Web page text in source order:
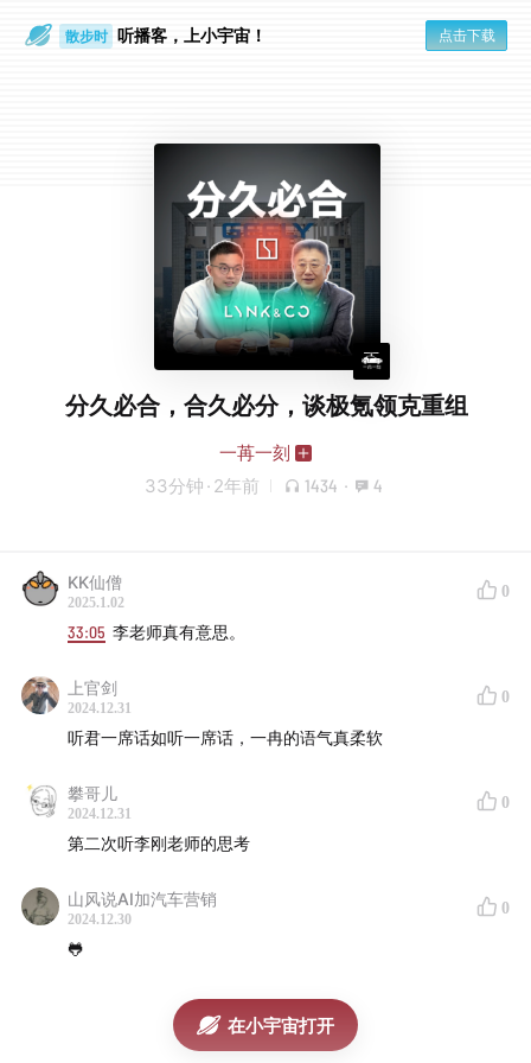
散步时 听播客，上小宇宙！ 点击下载
分久必合，合久必分，谈极氪领克重组
一苒一刻
33分钟 · 2年前 1434 · 4
KK仙僧
2025.1.02
0
33:05 李老师真有意思。
上官剑
2024.12.31
0
听君一席话如听一席话，一冉的语气真柔软
攀哥儿
2024.12.31
0
第二次听李刚老师的思考
山风说AI加汽车营销
2024.12.30
0
🐸
在小宇宙打开